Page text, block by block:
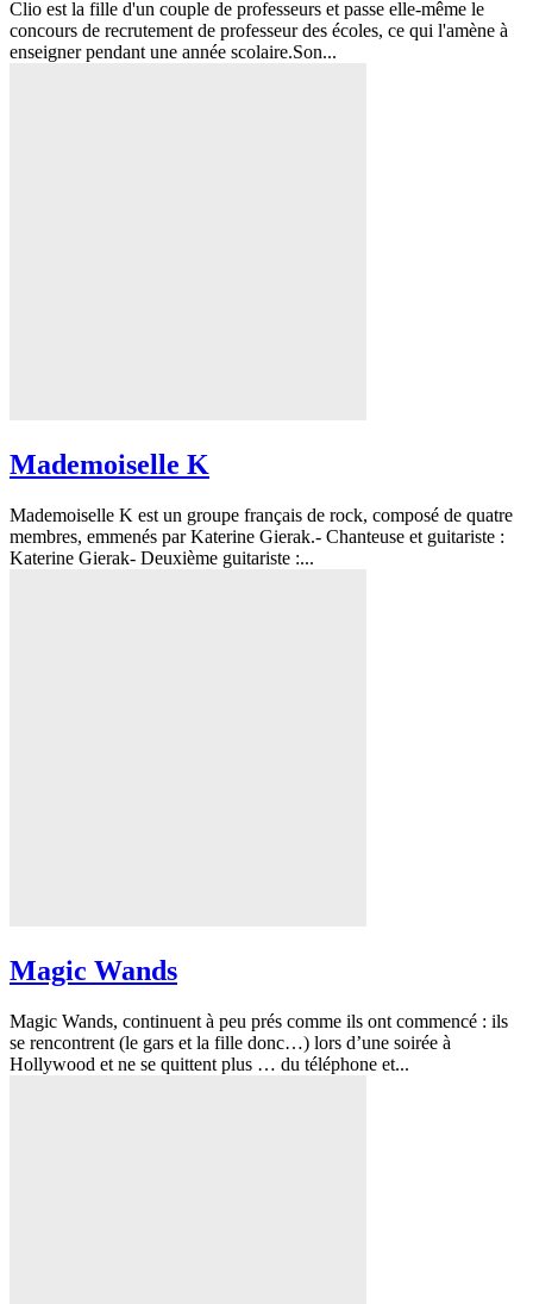
Clio est la fille d'un couple de professeurs et passe elle-même le
concours de recrutement de professeur des écoles, ce qui l'amène à
enseigner pendant une année scolaire.Son...
Mademoiselle K
Mademoiselle K est un groupe français de rock, composé de quatre
membres, emmenés par Katerine Gierak.- Chanteuse et guitariste :
Katerine Gierak- Deuxième guitariste :...
Magic Wands
Magic Wands, continuent à peu prés comme ils ont commencé : ils
se rencontrent (le gars et la fille donc…) lors d’une soirée à
Hollywood et ne se quittent plus … du téléphone et...